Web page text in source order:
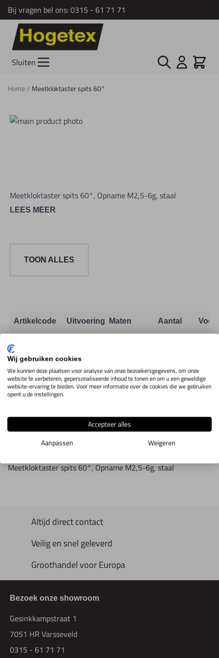
Bij vragen bel ons:0315 - 61 71 71
Ga naar de inhoud
Sluiten Zoek Cart
Home/ Meetkloktaster spits 60°
Meetkloktaster spits 60°, Opname M2,5-6g, staal
LEES MEER
TOON ALLES
Artikelcode Uitvoering Maten Aantal
1M54.2.42
spits 60°
Productomschrijving
Meetkloktaster spits 60°, Opname M2,5-6g, staal
Altijd direct contact
Veilig en snel geleverd
Groothandel voor Europa
Bezoek onze showroom
Gesinkkampstraat 1
7051 HR Varsseveld
0315 - 61 71 71
Wij gebruiken cookies
We kunnen deze plaatsen voor analyse van onze bezoekersgegevens, om onze
website te verbeteren, gepersonaliseerde inhoud te tonen en om u een geweldige
website-ervaring te bieden. Voor meer informatie over de cookies die we gebruiken
opent u de instellingen.
Accepteer alles
Aanpassen
Weigeren